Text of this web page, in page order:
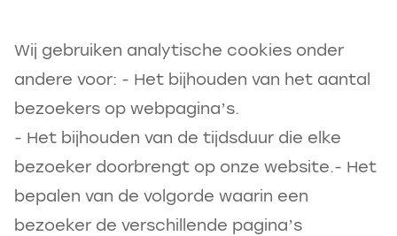
Wij gebruiken analytische cookies onder
andere voor: - Het bijhouden van het aantal
bezoekers op webpagina’s.
- Het bijhouden van de tijdsduur die elke
bezoeker doorbrengt op onze website.- Het
bepalen van de volgorde waarin een
bezoeker de verschillende pagina’s